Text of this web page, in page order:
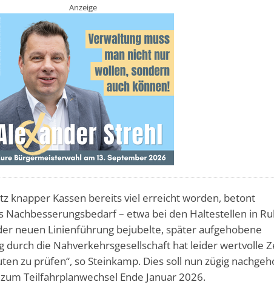
Anzeige
knapper Kassen bereits viel erreicht worden, betont
Nachbesserungsbedarf – etwa bei den Haltestellen in
neuen Linienführung bejubelte, später aufgehobene
durch die Nahverkehrsgesellschaft hat leider wertvolle
zu prüfen“, so Steinkamp. Dies soll nun zügig
Teilfahrplanwechsel Ende Januar 2026.